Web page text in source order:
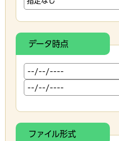
データ時点
ファイル形式